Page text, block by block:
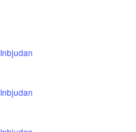
Inbjudan
Inbjudan